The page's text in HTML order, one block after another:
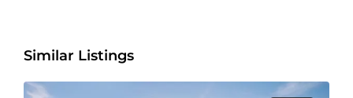
Similar Listings